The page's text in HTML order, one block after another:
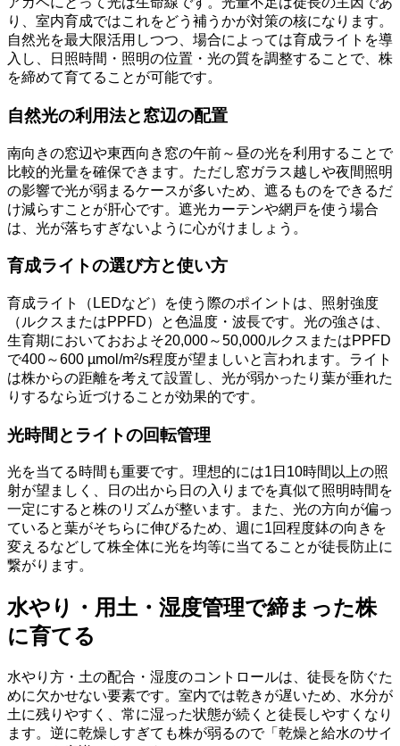
り、室内育成ではこれをどう補うかが対策の核になります。
自然光を最大限活用しつつ、場合によっては育成ライトを導
入し、日照時間・照明の位置・光の質を調整することで、株
を締めて育てることが可能です。
自然光の利用法と窓辺の配置
南向きの窓辺や東西向き窓の午前～昼の光を利用することで
比較的光量を確保できます。ただし窓ガラス越しや夜間照明
の影響で光が弱まるケースが多いため、遮るものをできるだ
け減らすことが肝心です。遮光カーテンや網戸を使う場合
は、光が落ちすぎないように心がけましょう。
育成ライトの選び方と使い方
育成ライト（LEDなど）を使う際のポイントは、照射強度
（ルクスまたはPPFD）と色温度・波長です。光の強さは、
生育期においておおよそ20,000～50,000ルクスまたはPPFD
で400～600 µmol/m²/s程度が望ましいと言われます。ライト
は株からの距離を考えて設置し、光が弱かったり葉が垂れた
りするなら近づけることが効果的です。
光時間とライトの回転管理
光を当てる時間も重要です。理想的には1日10時間以上の照
射が望ましく、日の出から日の入りまでを真似て照明時間を
一定にすると株のリズムが整います。また、光の方向が偏っ
ていると葉がそちらに伸びるため、週に1回程度鉢の向きを
変えるなどして株全体に光を均等に当てることが徒長防止に
繋がります。
水やり・用土・湿度管理で締まった株
に育てる
水やり方・土の配合・湿度のコントロールは、徒長を防ぐた
めに欠かせない要素です。室内では乾きが遅いため、水分が
土に残りやすく、常に湿った状態が続くと徒長しやすくなり
ます。逆に乾燥しすぎても株が弱るので「乾燥と給水のサイ